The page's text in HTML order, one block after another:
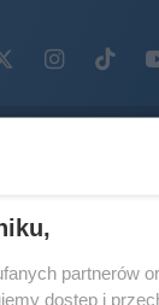
X.com
partnerów
dostęp i